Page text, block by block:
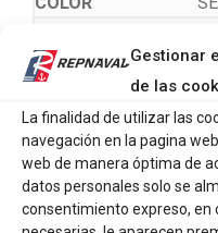
Gestionar
de las
La finalidad de utilizar las
navegación en la pagina
web de manera óptima de
datos personales solo se
consentimiento expreso, en